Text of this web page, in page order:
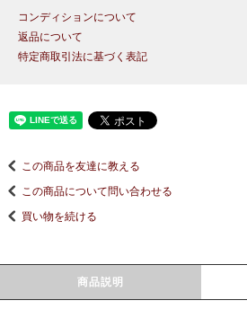
コンディションについて
返品について
特定商取引法に基づく表記
この商品を友達に教える
この商品について問い合わせる
買い物を続ける
商品説明